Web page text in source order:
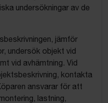
undersökningar av de
jämför
undersök objekt vid
vid avhämtning. Vid
kontakta
ansvarar för att
lastning,